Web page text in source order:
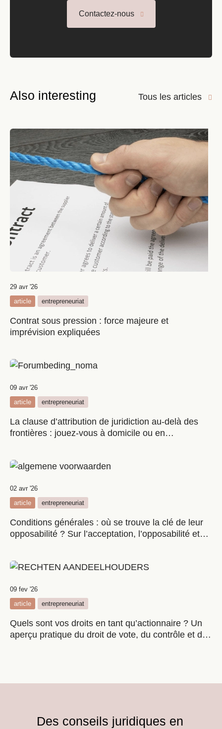
Contactez-nous
Also interesting Tous les articles
29 avr '26
article
entrepreneuriat
Contrat sous pression : force majeure et
imprévision expliquées
09 avr '26
article
entrepreneuriat
La clause d’attribution de juridiction au-delà des
frontières : jouez-vous à domicile ou en
02 avr '26
article
entrepreneuriat
Conditions générales : où se trouve la clé de leur
opposabilité ? Sur l’acceptation, l’opposabilité et
09 fev '26
article
entrepreneuriat
Quels sont vos droits en tant qu’actionnaire ? Un
aperçu pratique du droit de vote, du contrôle et de
Des conseils juridiques en